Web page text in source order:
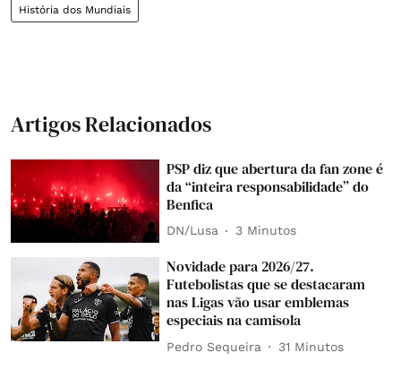
História dos Mundiais
Artigos Relacionados
PSP diz que abertura da fan zone é
da “inteira responsabilidade” do
Benfica
DN/Lusa 3 Minutos
Novidade para 2026/27.
Futebolistas que se destacaram
nas Ligas vão usar emblemas
especiais na camisola
Pedro Sequeira 31 Minutos